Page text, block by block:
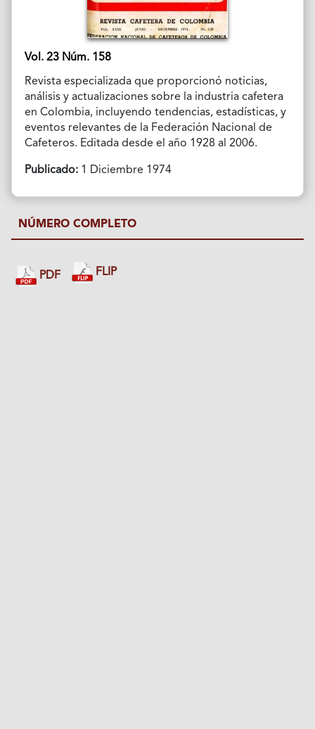
Vol. 23 Núm. 158
Revista especializada que proporcionó noticias,
análisis y actualizaciones sobre la industria cafetera
en Colombia, incluyendo tendencias, estadísticas, y
eventos relevantes de la Federación Nacional de
Cafeteros. Editada desde el año 1928 al 2006.
Publicado:1 Diciembre 1974
NÚMERO COMPLETO
PDF FLIP